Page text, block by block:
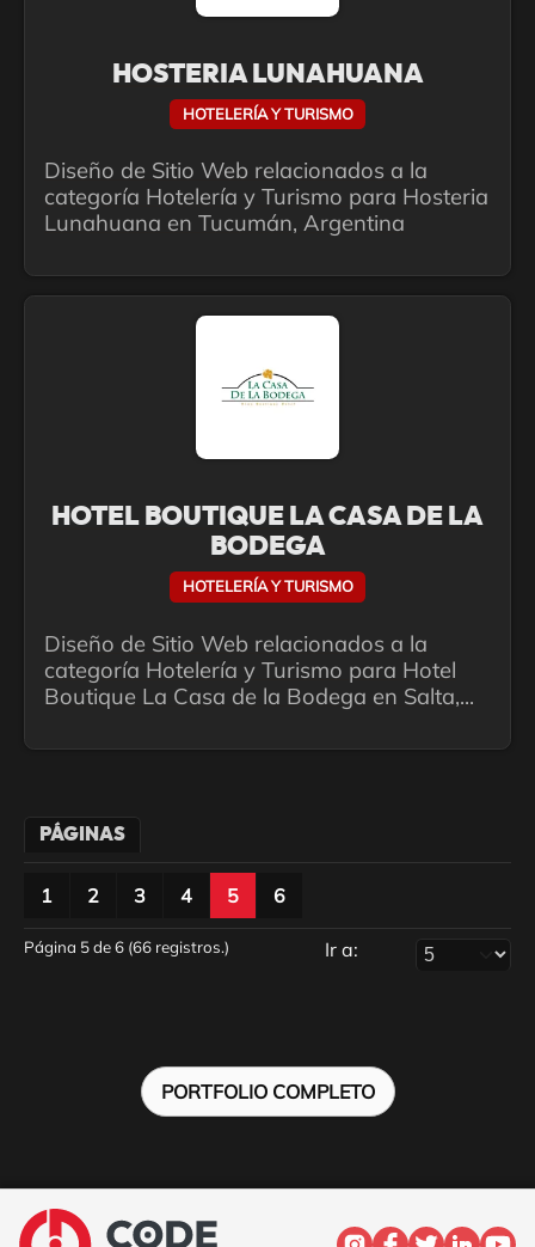
HOSTERIA LUNAHUANA
HOTELERÍA Y TURISMO
Diseño de Sitio Web relacionados a la
categoría Hotelería y Turismo para Hosteria
Lunahuana en Tucumán, Argentina
HOTEL BOUTIQUE LA CASA DE LA
BODEGA
HOTELERÍA Y TURISMO
Diseño de Sitio Web relacionados a la
categoría Hotelería y Turismo para Hotel
Boutique La Casa de la Bodega en Salta,...
PÁGINAS
1 2 3 4 5 6
Página 5 de 6 (66 registros.) Ir a:
PORTFOLIO COMPLETO